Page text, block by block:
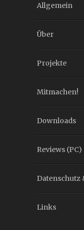
Allgemein
Über
Projekte
Mitmachen!
Downloads
Reviews (PC)
Datenschutz
Links